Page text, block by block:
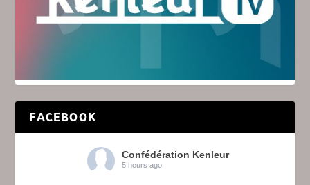
FACEBOOK
Confédération Kenleur
5 hours ago